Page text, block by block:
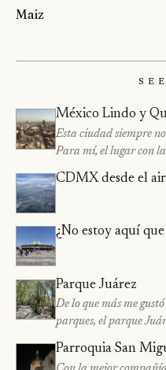
Maiz
México Lindo y
Esta ciudad siempre
Para mí, el lugar con
CDMX desde el
¿No estoy aquí
Parque Juárez
De lo que más me
parques, el parque
Parroquia San